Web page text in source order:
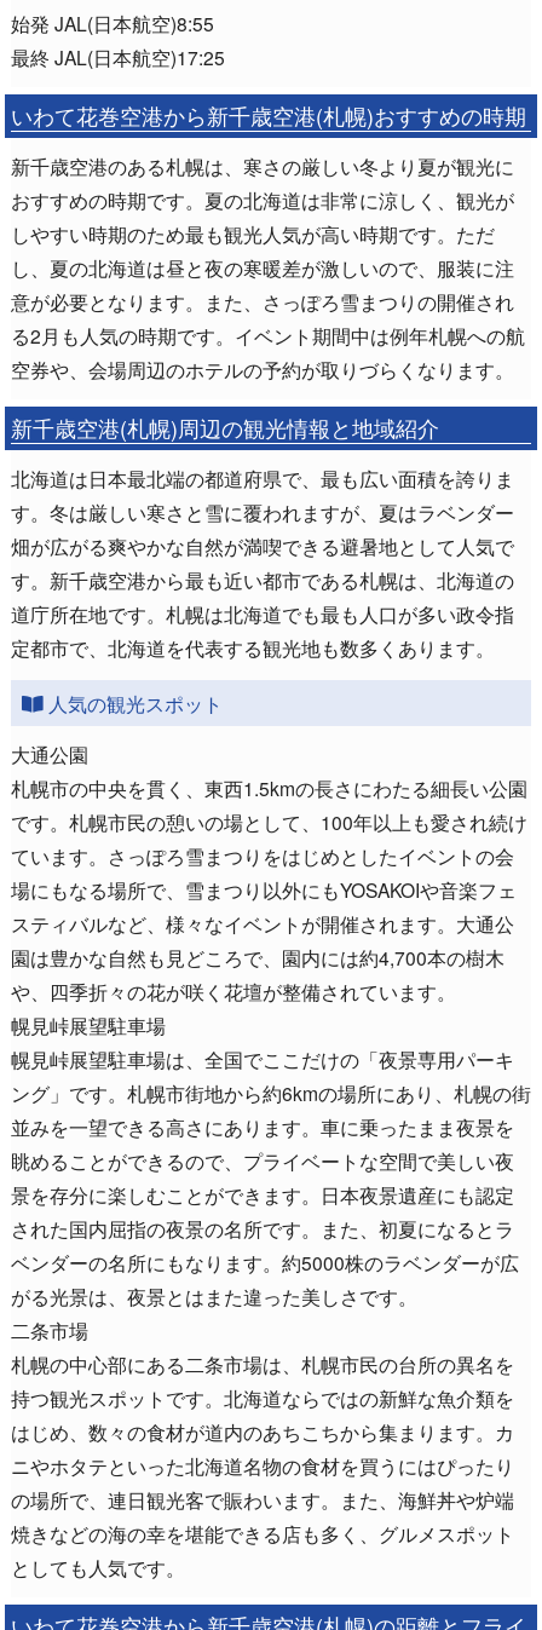
始発 JAL(日本航空)8:55
最終 JAL(日本航空)17:25
いわて花巻空港から新千歳空港(札幌)おすすめの時期
新千歳空港のある札幌は、寒さの厳しい冬より夏が観光に
おすすめの時期です。夏の北海道は非常に涼しく、観光が
しやすい時期のため最も観光人気が高い時期です。ただ
し、夏の北海道は昼と夜の寒暖差が激しいので、服装に注
意が必要となります。また、さっぽろ雪まつりの開催され
る2月も人気の時期です。イベント期間中は例年札幌への航
空券や、会場周辺のホテルの予約が取りづらくなります。
新千歳空港(札幌)周辺の観光情報と地域紹介
北海道は日本最北端の都道府県で、最も広い面積を誇りま
す。冬は厳しい寒さと雪に覆われますが、夏はラベンダー
畑が広がる爽やかな自然が満喫できる避暑地として人気で
す。新千歳空港から最も近い都市である札幌は、北海道の
道庁所在地です。札幌は北海道でも最も人口が多い政令指
定都市で、北海道を代表する観光地も数多くあります。
人気の観光スポット
大通公園
札幌市の中央を貫く、東西1.5kmの長さにわたる細長い公園
です。札幌市民の憩いの場として、100年以上も愛され続け
ています。さっぽろ雪まつりをはじめとしたイベントの会
場にもなる場所で、雪まつり以外にもYOSAKOIや音楽フェ
スティバルなど、様々なイベントが開催されます。大通公
園は豊かな自然も見どころで、園内には約4,700本の樹木
や、四季折々の花が咲く花壇が整備されています。
幌見峠展望駐車場
幌見峠展望駐車場は、全国でここだけの「夜景専用パーキ
ング」です。札幌市街地から約6kmの場所にあり、札幌の街
並みを一望できる高さにあります。車に乗ったまま夜景を
眺めることができるので、プライベートな空間で美しい夜
景を存分に楽しむことができます。日本夜景遺産にも認定
された国内屈指の夜景の名所です。また、初夏になるとラ
ベンダーの名所にもなります。約5000株のラベンダーが広
がる光景は、夜景とはまた違った美しさです。
二条市場
札幌の中心部にある二条市場は、札幌市民の台所の異名を
持つ観光スポットです。北海道ならではの新鮮な魚介類を
はじめ、数々の食材が道内のあちこちから集まります。カ
ニやホタテといった北海道名物の食材を買うにはぴったり
の場所で、連日観光客で賑わいます。また、海鮮丼や炉端
焼きなどの海の幸を堪能できる店も多く、グルメスポット
としても人気です。